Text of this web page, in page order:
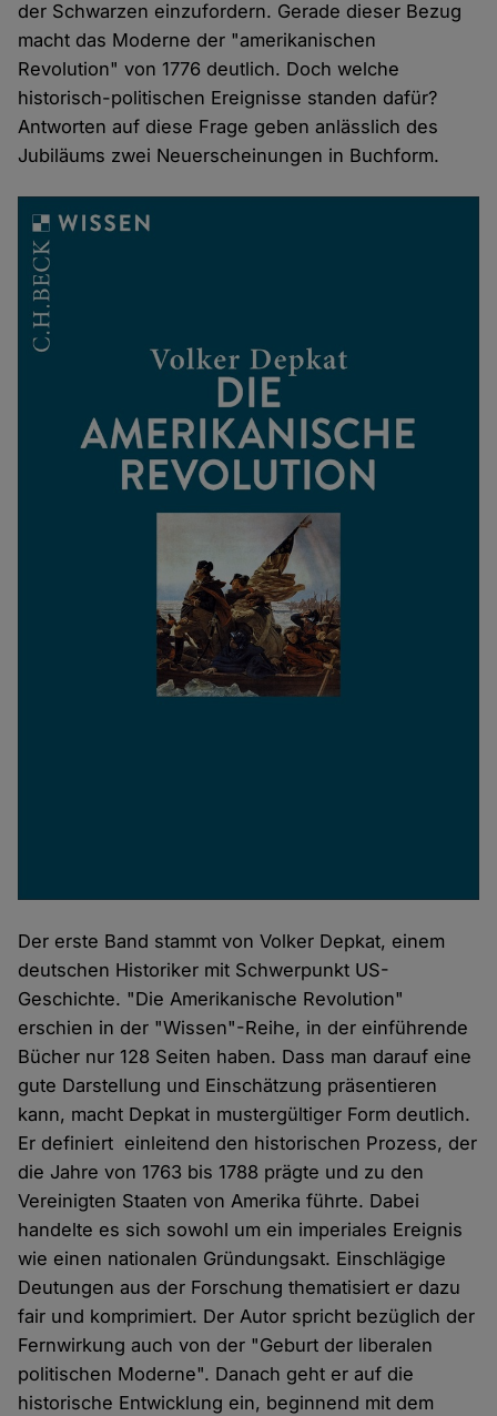
der Schwarzen einzufordern. Gerade dieser Bezug
macht das Moderne der "amerikanischen
Revolution" von 1776 deutlich. Doch welche
historisch-politischen Ereignisse standen dafür?
Antworten auf diese Frage geben anlässlich des
Jubiläums zwei Neuerscheinungen in Buchform.
Der erste Band stammt von Volker Depkat, einem
deutschen Historiker mit Schwerpunkt US-
Geschichte. "Die Amerikanische Revolution"
erschien in der "Wissen"-Reihe, in der einführende
Bücher nur 128 Seiten haben. Dass man darauf eine
gute Darstellung und Einschätzung präsentieren
kann, macht Depkat in mustergültiger Form deutlich.
Er definiert einleitend den historischen Prozess, der
die Jahre von 1763 bis 1788 prägte und zu den
Vereinigten Staaten von Amerika führte. Dabei
handelte es sich sowohl um ein imperiales Ereignis
wie einen nationalen Gründungsakt. Einschlägige
Deutungen aus der Forschung thematisiert er dazu
fair und komprimiert. Der Autor spricht bezüglich der
Fernwirkung auch von der "Geburt der liberalen
politischen Moderne". Danach geht er auf die
historische Entwicklung ein, beginnend mit dem